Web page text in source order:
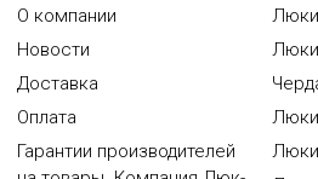
О компании
Новости
Доставка
Оплата
Гарантии производителей
Люки
Люки